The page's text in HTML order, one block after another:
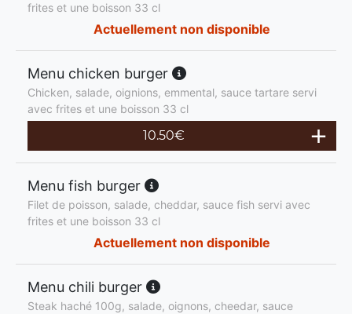
frites et une boisson 33 cl
Actuellement non disponible
Menu chicken burger
Chicken, salade, oignions, emmental, sauce tartare servi
avec frites et une boisson 33 cl
10.50€
Menu fish burger
Filet de poisson, salade, cheddar, sauce fish servi avec
frites et une boisson 33 cl
Actuellement non disponible
Menu chili burger
Steak haché 100g, salade, oignons, cheedar, sauce